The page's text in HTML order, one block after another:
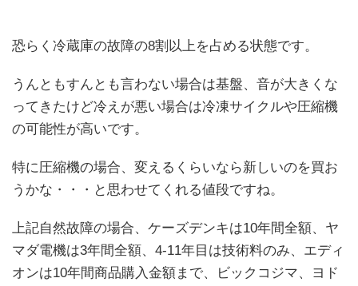
恐らく冷蔵庫の故障の8割以上を占める状態です。
うんともすんとも言わない場合は基盤、音が大きくな
ってきたけど冷えが悪い場合は冷凍サイクルや圧縮機
の可能性が高いです。
特に圧縮機の場合、変えるくらいなら新しいのを買お
うかな・・・と思わせてくれる値段ですね。
上記自然故障の場合、ケーズデンキは10年間全額、ヤ
マダ電機は3年間全額、4-11年目は技術料のみ、エディ
オンは10年間商品購入金額まで、ビックコジマ、ヨド